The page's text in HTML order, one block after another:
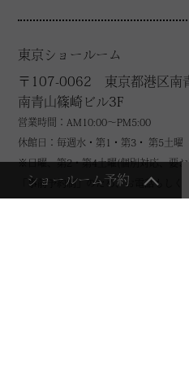
ショールーム予約
東京ショールーム
〒107-0062 東京都港区南
南青山篠崎ビル3F
営業時間：AM10:00～PM5:00
休館日：毎週水・第1・第3・ 第5土曜
※日曜、第2・第4土曜(個別対応、要お
「事前予約制」のため、お電話もしく